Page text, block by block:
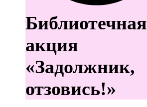
Библиотечная
акция
«Задолжник,
отзовись!»